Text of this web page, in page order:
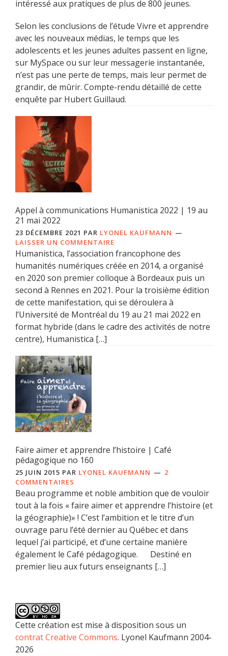
intéressé aux pratiques de plus de 800 jeunes.
Selon les conclusions de l’étude Vivre et apprendre
avec les nouveaux médias, le temps que les
adolescents et les jeunes adultes passent en ligne,
sur MySpace ou sur leur messagerie instantanée,
n’est pas une perte de temps, mais leur permet de
grandir, de mûrir. Compte-rendu détaillé de cette
enquête par Hubert Guillaud.
Appel à communications Humanistica 2022 | 19 au
21 mai 2022
23 DÉCEMBRE 2021 PAR LYONEL KAUFMANN
LAISSER UN COMMENTAIRE
Humanistica, l’association francophone des
humanités numériques créée en 2014, a organisé
en 2020 son premier colloque à Bordeaux puis un
second à Rennes en 2021. Pour la troisième édition
de cette manifestation, qui se déroulera à
l’Université de Montréal du 19 au 21 mai 2022 en
format hybride (dans le cadre des activités de notre
centre), Humanistica […]
Faire aimer et apprendre l’histoire | Café
pédagogique no 160
25 JUIN 2015 PAR LYONEL KAUFMANN
2
COMMENTAIRES
Beau programme et noble ambition que de vouloir
tout à la fois « faire aimer et apprendre l’histoire (et
la géographie)» ! C’est l’ambition et le titre d’un
ouvrage paru l’été dernier au Québec et dans
lequel j’ai participé, et d’une certaine manière
également le Café pédagogique. Destiné en
premier lieu aux futurs enseignants […]
Cette création est mise à disposition sous un
contrat Creative Commons. Lyonel Kaufmann 2004-
2026